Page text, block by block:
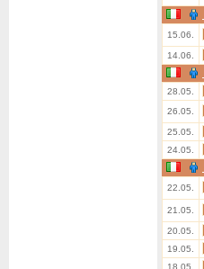
15.06.
14.06.
28.05.
26.05.
25.05.
24.05.
22.05.
21.05.
20.05.
19.05.
18.05.